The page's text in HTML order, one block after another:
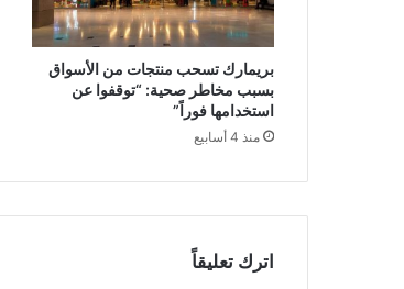
بريمارك تسحب منتجات من الأسواق
بسبب مخاطر صحية: “توقفوا عن
استخدامها فوراً”
منذ 4 أسابيع
اترك تعليقاً